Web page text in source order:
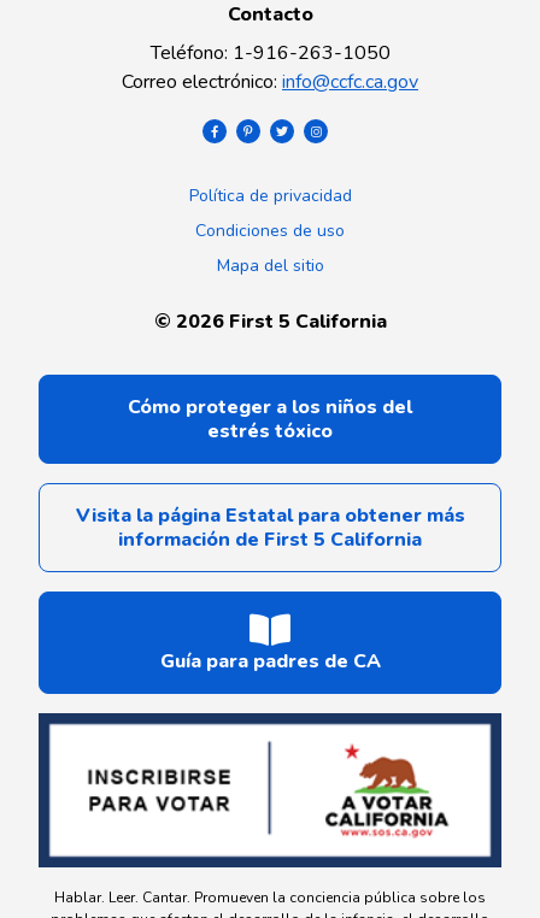
Contacto
Teléfono: 1-916-263-1050
Correo electrónico: info@ccfc.ca.gov
Política de privacidad
Condiciones de uso
Mapa del sitio
© 2026First 5 California
Cómo proteger a los niños del
estrés tóxico
Visita la página Estatal para obtener más
información de First 5 California
Guía para padres de CA
Hablar. Leer. Cantar. Promueven la conciencia pública sobre los